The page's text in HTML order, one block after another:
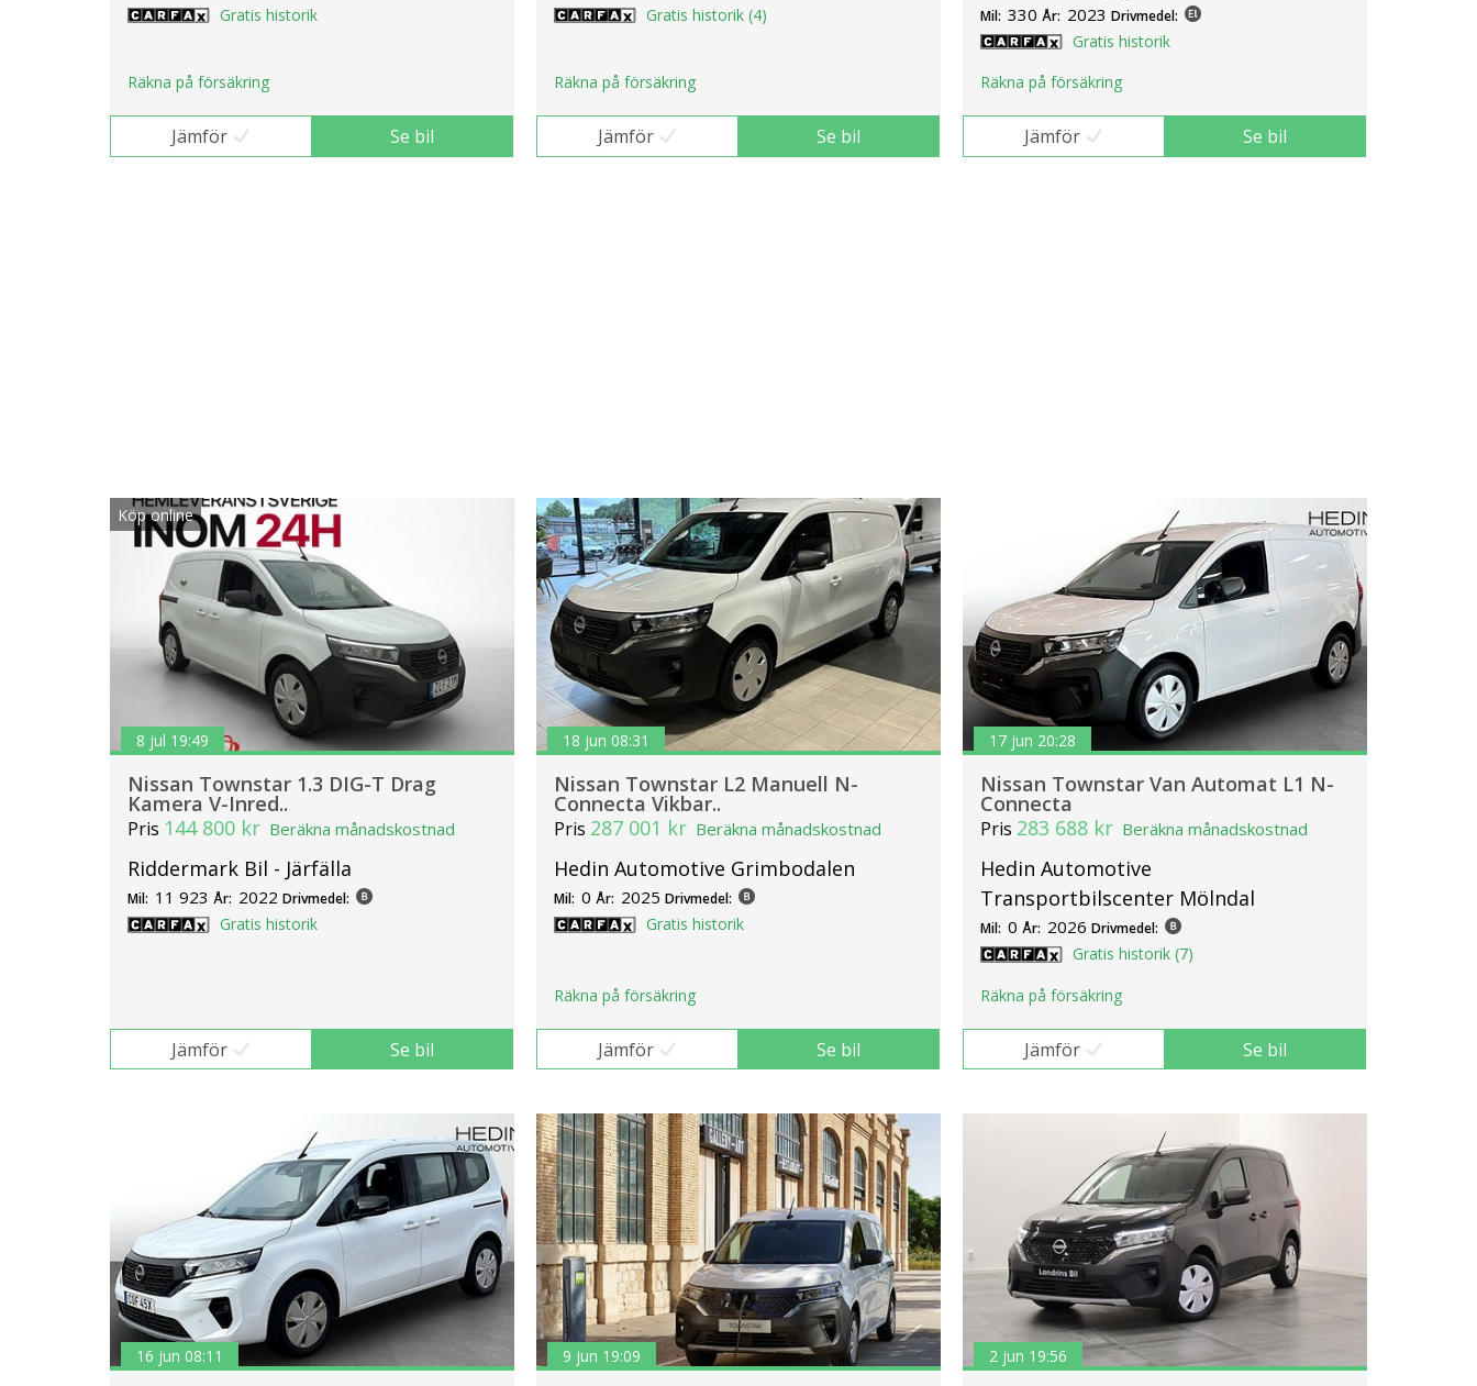
Gratis historik
Räkna på försäkring
Jämför Se bil
Gratis historik (4)
Räkna på försäkring
Jämför Se bil
Mil: 330 År: 2023 Drivmedel:
Gratis historik
Räkna på försäkring
Jämför Se bil
Köp online
8 jul 19:49
Nissan Townstar 1.3 DIG-T Drag
Kamera V-Inred..
Pris 144 800 kr Beräkna månadskostnad
Riddermark Bil - Järfälla
Mil: 11 923 År: 2022 Drivmedel:
Gratis historik
Jämför Se bil
18 jun 08:31
Nissan Townstar L2 Manuell N-
Connecta Vikbar..
Pris 287 001 kr Beräkna månadskostnad
Hedin Automotive Grimbodalen
Mil: 0 År: 2025 Drivmedel:
Gratis historik
Räkna på försäkring
Jämför Se bil
17 jun 20:28
Nissan Townstar Van Automat L1 N-
Connecta
Pris 283 688 kr Beräkna månadskostnad
Hedin Automotive
Transportbilscenter Mölndal
Mil: 0 År: 2026 Drivmedel:
Gratis historik (7)
Räkna på försäkring
Jämför Se bil
16 jun 08:11 9 jun 19:09 2 jun 19:56